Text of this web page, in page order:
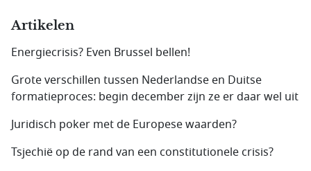
Artikelen
Energiecrisis? Even Brussel bellen!
Grote verschillen tussen Nederlandse en Duitse
formatieproces: begin december zijn ze er daar wel uit
Juridisch poker met de Europese waarden?
Tsjechië op de rand van een constitutionele crisis?